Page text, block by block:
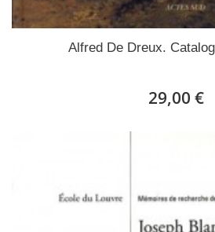
Alfred De Dreux.
29,00 €